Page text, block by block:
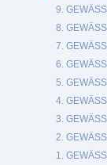
9.
8.
7.
6.
5.
4.
3.
2.
1.